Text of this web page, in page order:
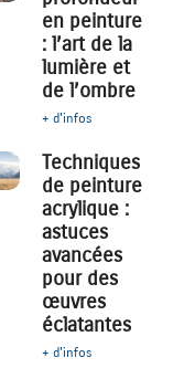
en peinture
: l’art de la
lumière et
de l’ombre
+ d'infos
Techniques
de peinture
acrylique :
astuces
avancées
pour des
œuvres
éclatantes
+ d'infos